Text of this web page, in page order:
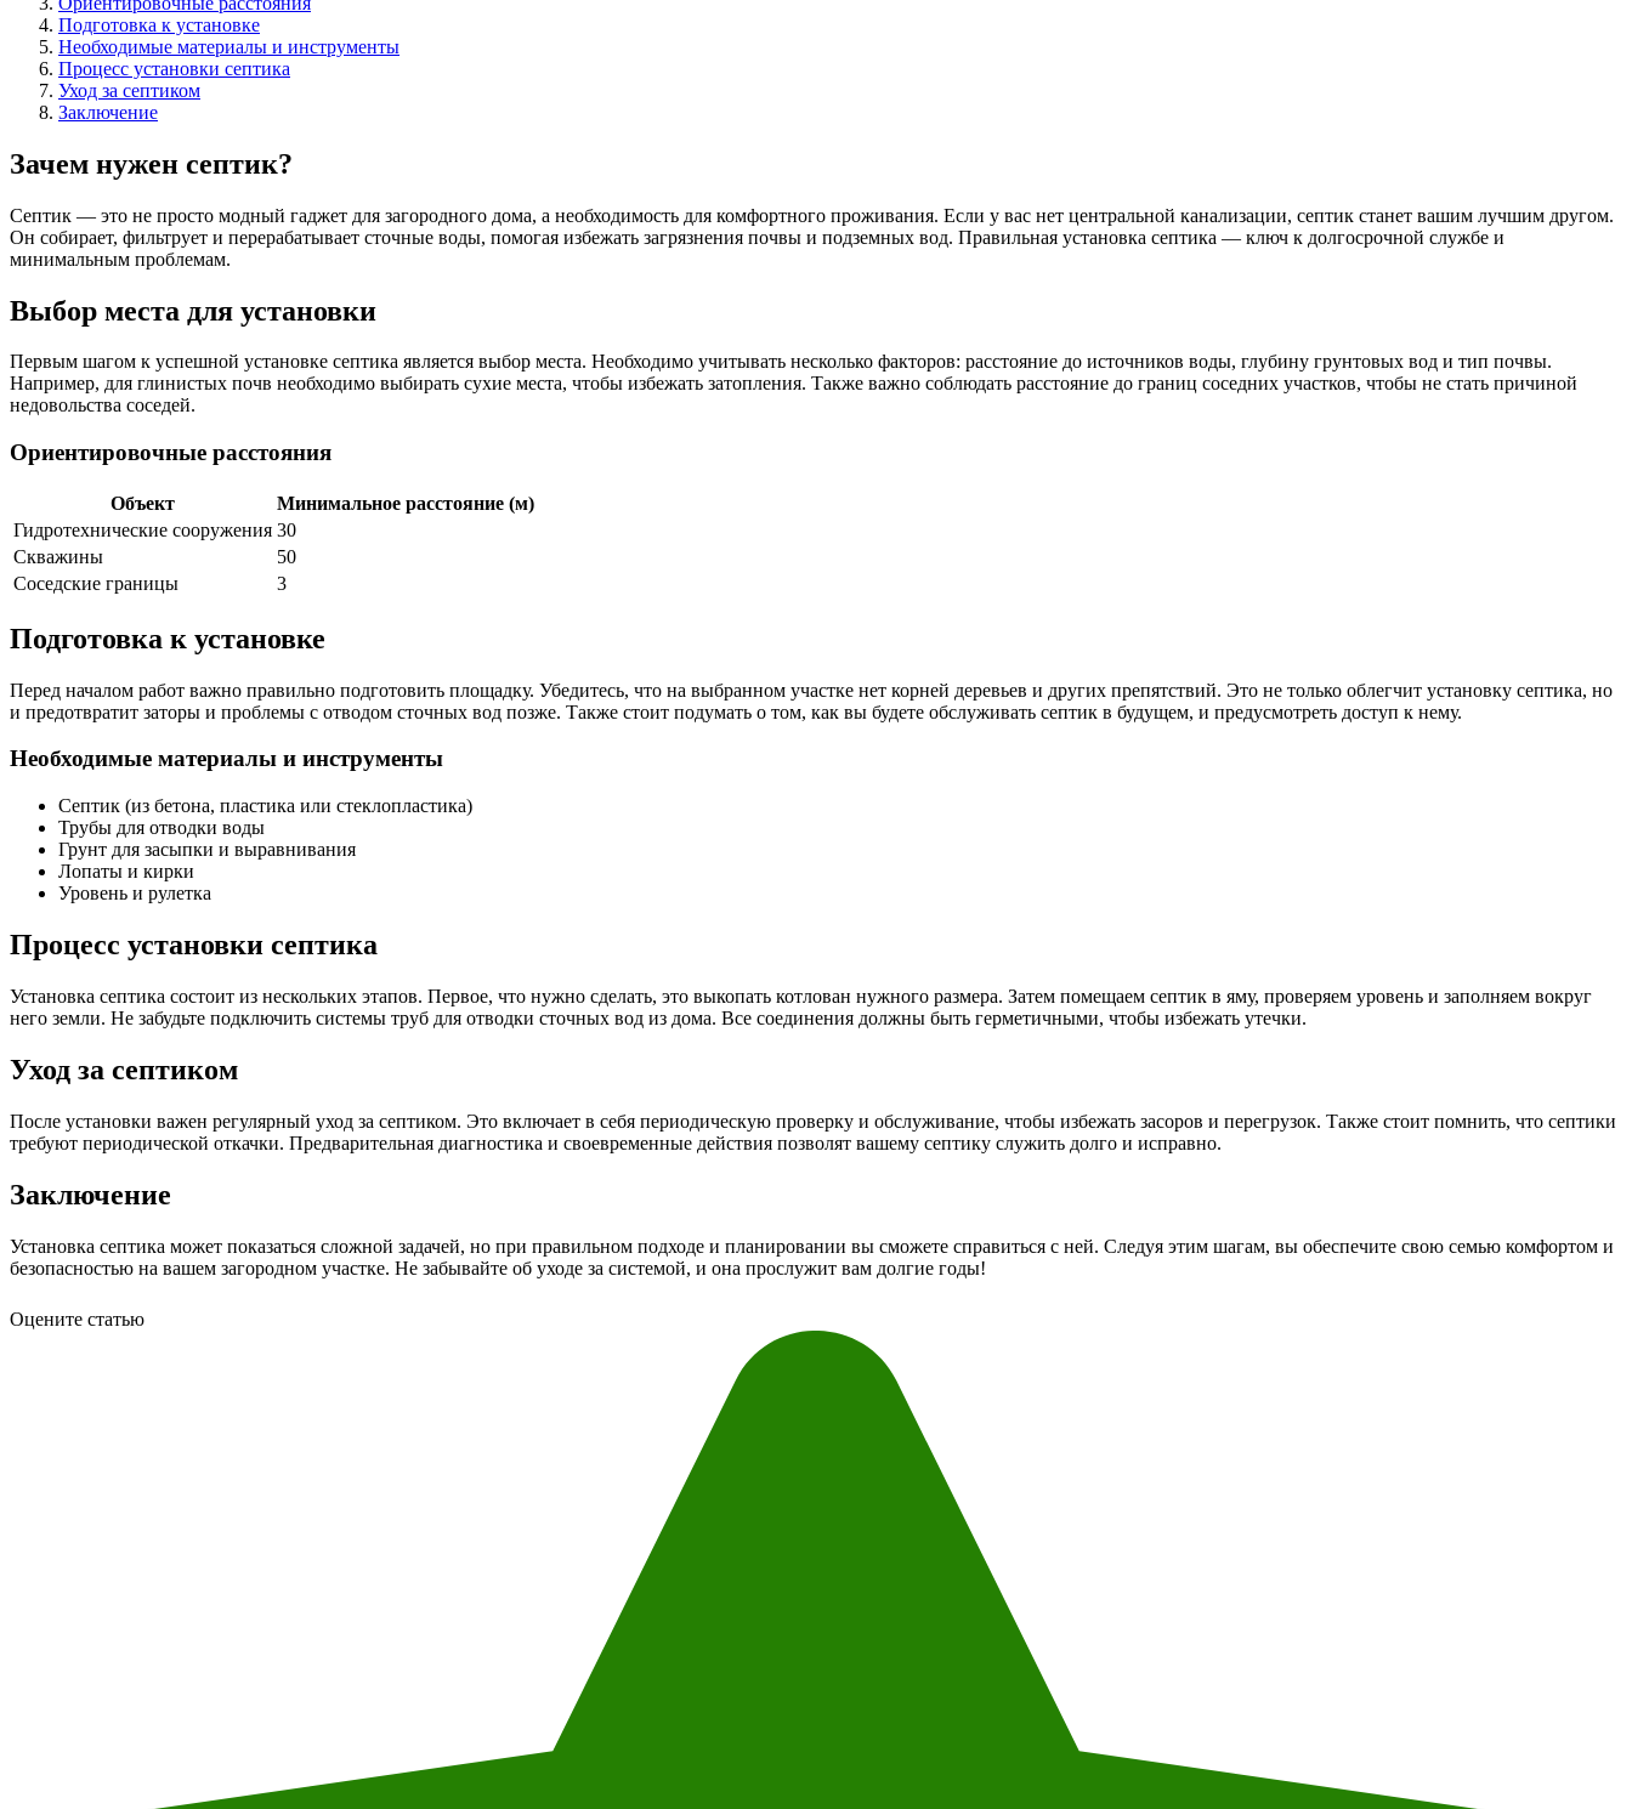
Подготовка к установке
Необходимые материалы и инструменты
Процесс установки септика
Уход за септиком
Заключение
Зачем нужен септик?
Септик — это не просто модный гаджет для загородного дома, а необходимость для комфортного проживания. Если у вас нет центральной канализации, септик станет вашим лучшим другом.
Он собирает, фильтрует и перерабатывает сточные воды, помогая избежать загрязнения почвы и подземных вод. Правильная установка септика — ключ к долгосрочной службе и
минимальным проблемам.
Выбор места для установки
Первым шагом к успешной установке септика является выбор места. Необходимо учитывать несколько факторов: расстояние до источников воды, глубину грунтовых вод и тип почвы.
Например, для глинистых почв необходимо выбирать сухие места, чтобы избежать затопления. Также важно соблюдать расстояние до границ соседних участков, чтобы не стать причиной
недовольства соседей.
Ориентировочные расстояния
Объект
Минимальное расстояние (м)
Гидротехнические сооружения 30
Скважины
50
Соседские границы
3
Подготовка к установке
Перед началом работ важно правильно подготовить площадку. Убедитесь, что на выбранном участке нет корней деревьев и других препятствий. Это не только облегчит установку септика, но
и предотвратит заторы и проблемы с отводом сточных вод позже. Также стоит подумать о том, как вы будете обслуживать септик в будущем, и предусмотреть доступ к нему.
Необходимые материалы и инструменты
Септик (из бетона, пластика или стеклопластика)
Трубы для отводки воды
Грунт для засыпки и выравнивания
Лопаты и кирки
Уровень и рулетка
Процесс установки септика
Установка септика состоит из нескольких этапов. Первое, что нужно сделать, это выкопать котлован нужного размера. Затем помещаем септик в яму, проверяем уровень и заполняем вокруг
него земли. Не забудьте подключить системы труб для отводки сточных вод из дома. Все соединения должны быть герметичными, чтобы избежать утечки.
Уход за септиком
После установки важен регулярный уход за септиком. Это включает в себя периодическую проверку и обслуживание, чтобы избежать засоров и перегрузок. Также стоит помнить, что септики
требуют периодической откачки. Предварительная диагностика и своевременные действия позволят вашему септику служить долго и исправно.
Заключение
Установка септика может показаться сложной задачей, но при правильном подходе и планировании вы сможете справиться с ней. Следуя этим шагам, вы обеспечите свою семью комфортом и
безопасностью на вашем загородном участке. Не забывайте об уходе за системой, и она прослужит вам долгие годы!
Оцените статью